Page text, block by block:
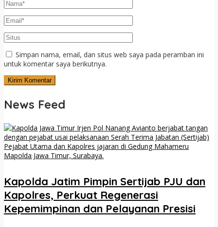
Simpan nama, email, dan situs web saya pada peramban ini
untuk komentar saya berikutnya.
News Feed
Kapolda Jatim Pimpin Sertijab PJU dan
Kapolres, Perkuat Regenerasi
Kepemimpinan dan Pelayanan Presisi